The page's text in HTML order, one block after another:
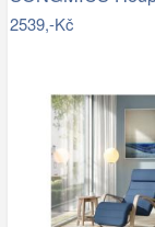
2539,-Kč